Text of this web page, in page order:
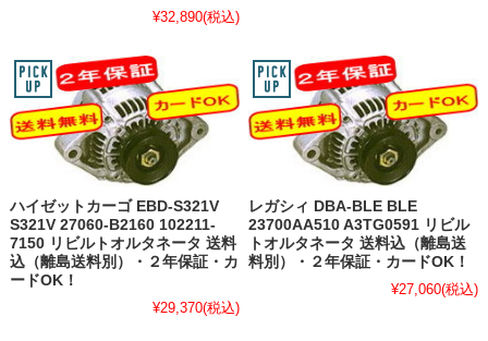
¥32,890(税込)
ハイゼットカーゴ EBD-S321V
S321V 27060-B2160 102211-
7150 リビルトオルタネータ 送料
込（離島送料別）・２年保証・カ
ードOK！
¥29,370(税込)
レガシィ DBA-BLE BLE
23700AA510 A3TG0591 リビル
トオルタネータ 送料込（離島送
料別）・２年保証・カードOK！
¥27,060(税込)